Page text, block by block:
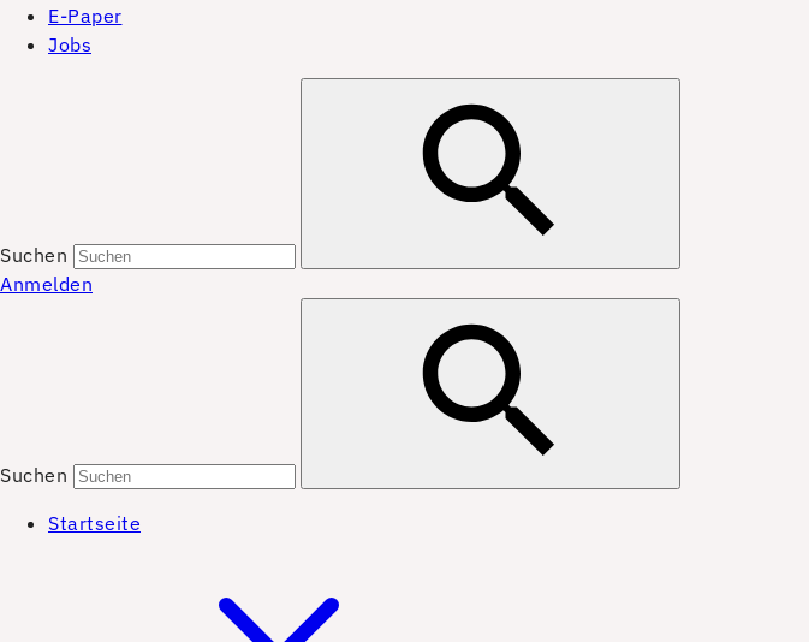
E-Paper
Jobs
Suchen
Anmelden
Suchen
Startseite